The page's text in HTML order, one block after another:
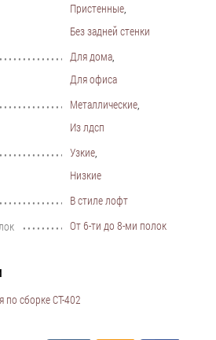
Пристенные,
Без задней стенки
Для дома,
Для офиса
Металлические,
Из лдсп
Узкие,
Низкие
В стиле лофт
От 6-ти до 8-ми полок
по сборке СТ-402